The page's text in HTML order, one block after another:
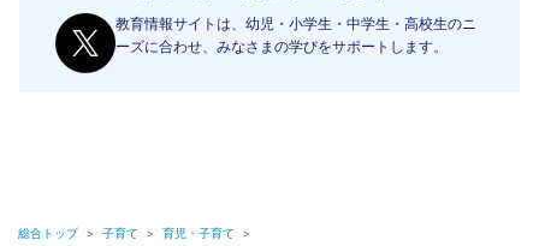
教育情報サイトは、幼児・小学生・中学生・高校生のニ
ーズに合わせ、みなさまの学びをサポートします。
総合トップ ＞ 子育て ＞ 育児・子育て
＞